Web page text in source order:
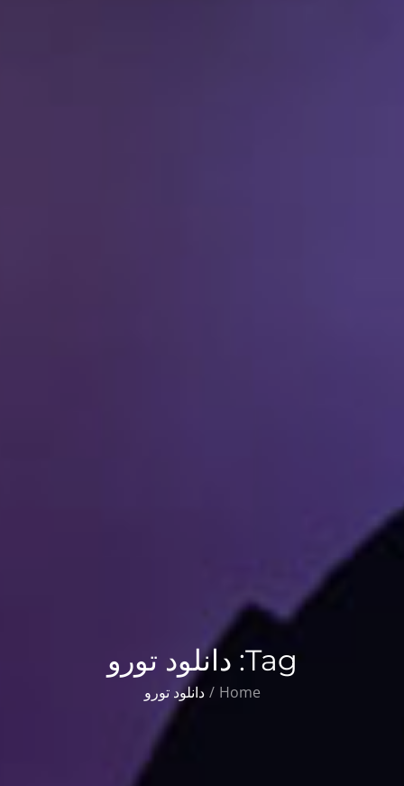
Tag: دانلود تورو
Home دانلود تورو